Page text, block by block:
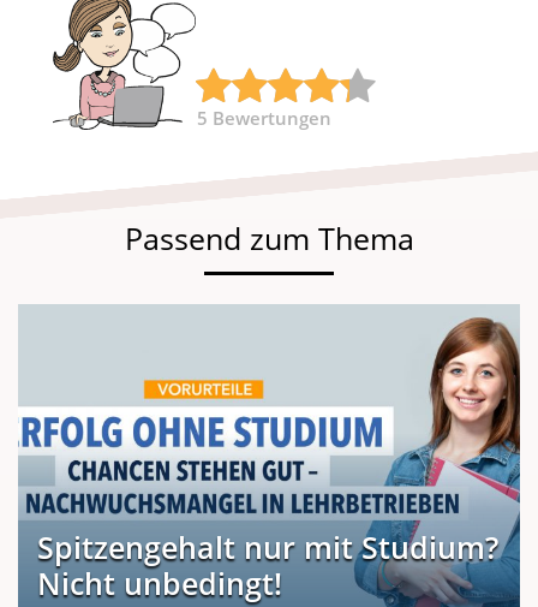
5 Bewertungen
Passend zum Thema
Spitzengehalt nur mit Studium?
Nicht unbedingt!